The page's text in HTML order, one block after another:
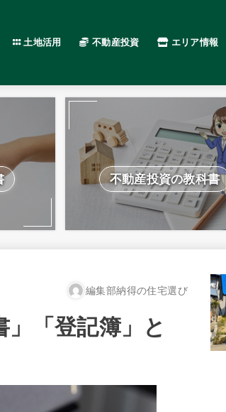
土地活用 不動産投資 エリア情報
不動産投資の教科書
編集部納得の住宅選び
「登記簿」と